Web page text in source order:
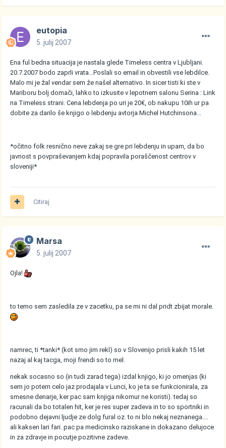
eutopia
5. julij 2007
Ena ful bedna situacija je nastala glede Timeless centra v Ljubljani.
20.7.2007 bodo zaprli vrata...Poslali so email in obvestili vse lebdilce.
Malo mi je žal vendar sem že našel alternativo. In sicer tisti ki ste v
Mariboru bolj domači, lahko to izkusite v lepotnem salonu Serina : Link
na Timeless strani. Cena lebdenja po uri je 20€, ob nakupu 10ih ur pa
dobite za darilo še knjigo o lebdenju avtorja Michel Hutchinsona...
*očitno folk resnično neve zakaj se gre pri lebdenju in upam, da bo
javnost s povpraševanjem kdaj popravila poraščenost centrov v
sloveniji*
Citiraj
Marsa
5. julij 2007
Ojla!
to temo sem zasledila ze v zacetku, pa se mi ni dal pridt zbijat morale.
namrec, ti *tanki* (kot smo jim rekl) so v Slovenijo prisli kakih 15 let
nazaj al kaj tacga, moji frendi so to mel.
nekak socasno so (in tudi zarad tega) izdal knjigo, ki jo omenjas (ki
sem jo potem celo jaz prodajala v Lunci, ko je ta se funkcionirala, za
smesne denarje, ker pac sam knjiga nikomur ne koristi). tedaj so
racunali da bo totalen hit, ker je res super zadeva in to so sportniki in
podobno dejavni ljudje ze dolg fural oz. to ni blo nekaj neznanega....
ali kaksen lari fari. pac pa medicinsko raziskane in dokazano delujoce
in za zdravje in pocutje pozitivne zadeve.